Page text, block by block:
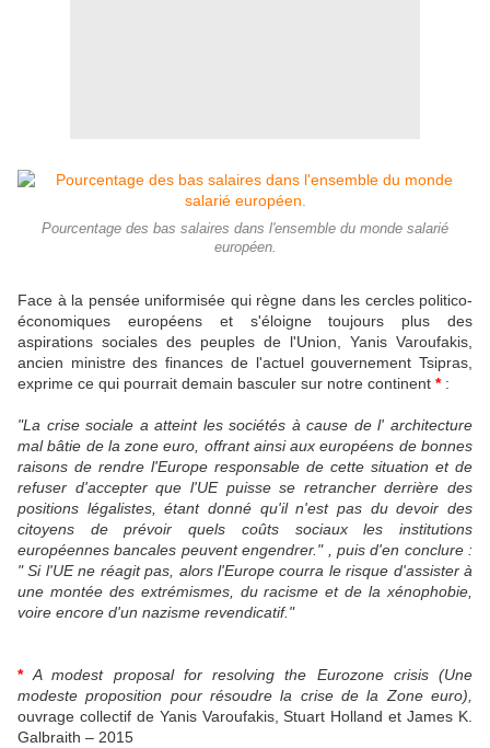
Pourcentage des bas salaires dans l'ensemble du monde salarié
européen.
Face à la pensée uniformisée qui règne dans les cercles politico-
économiques européens et s'éloigne toujours plus des
aspirations sociales des peuples de l'Union, Yanis Varoufakis,
ancien ministre des finances de l'actuel gouvernement Tsipras,
exprime ce qui pourrait demain basculer sur notre continent *:
"La crise sociale a atteint les sociétés à cause de l' architecture
mal bâtie de la zone euro, offrant ainsi aux européens de bonnes
raisons de rendre l'Europe responsable de cette situation et de
refuser d'accepter que l'UE puisse se retrancher derrière des
positions légalistes, étant donné qu'il n'est pas du devoir des
citoyens de prévoir quels coûts sociaux les institutions
européennes bancales peuvent engendrer." , puis d'en conclure :
" Si l'UE ne réagit pas, alors l'Europe courra le risque d'assister à
une montée des extrémismes, du racisme et de la xénophobie,
voire encore d'un nazisme revendicatif."
* A modest proposal for resolving the Eurozone crisis (Une
modeste proposition pour résoudre la crise de la Zone euro),
ouvrage collectif de Yanis Varoufakis, Stuart Holland et James K.
Galbraith – 2015